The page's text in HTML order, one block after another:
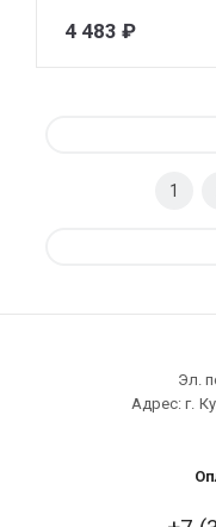
людей, микрофон,
4 483 ₽
1
Эл.
Адрес: г.